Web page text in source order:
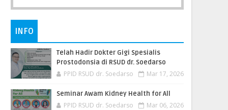
INFO
Telah Hadir Dokter Gigi Spesialis
Prostodonsia di RSUD dr. Soedarso
PPID RSUD dr. Soedarso Mar 17, 2026
Seminar Awam Kidney Health for All
PPID RSUD dr. Soedarso Mar 06, 2026